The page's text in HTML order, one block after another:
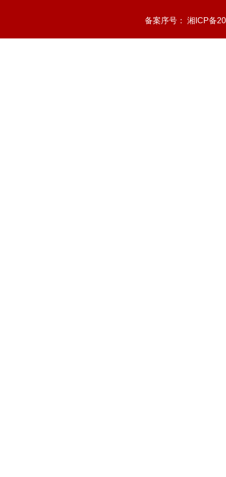
备案序号： 湘ICP备